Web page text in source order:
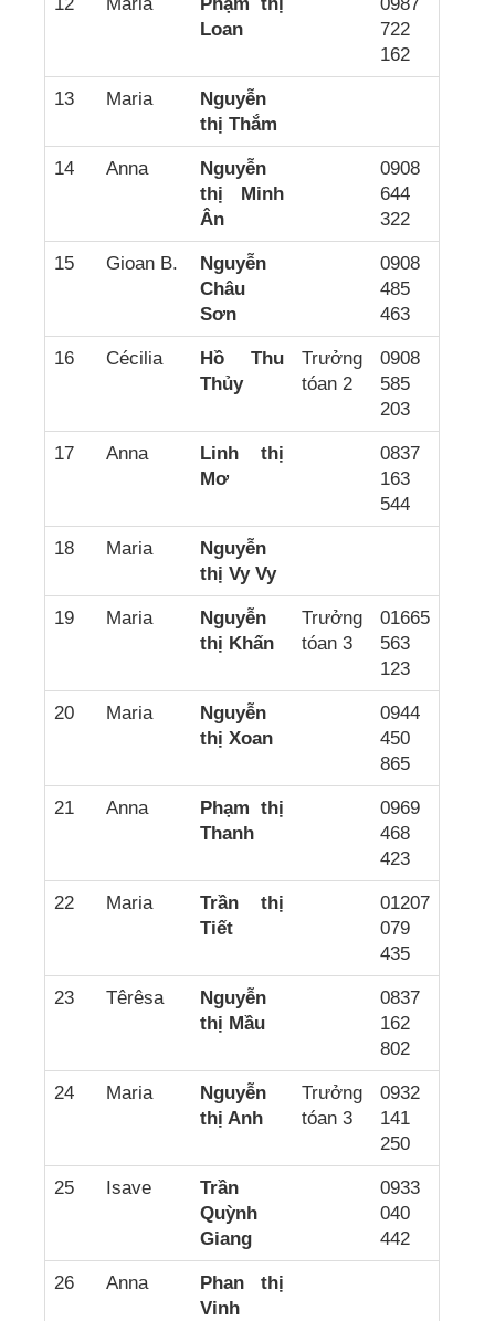
Loan
722
162
13 Maria
Nguyễn
thị Thắm
14 Anna
Nguyễn
thị Minh
Ân
0908
644
322
15 Gioan B.
Nguyễn
Châu
Sơn
0908
485
463
16 Cécilia
Hồ Thu
Thủy
Trưởng
tóan 2
0908
585
203
17 Anna
Linh thị
Mơ
0837
163
544
18 Maria
Nguyễn
thị Vy Vy
19 Maria
Nguyễn
thị Khấn
Trưởng
tóan 3
01665
563
123
20 Maria
Nguyễn
thị Xoan
0944
450
865
21 Anna
Phạm thị
Thanh
0969
468
423
22 Maria
Trần thị
Tiết
01207
079
435
23 Têrêsa
Nguyễn
thị Mầu
0837
162
802
24 Maria
Nguyễn
thị Anh
Trưởng
tóan 3
0932
141
250
25 Isave
Trần
Quỳnh
Giang
0933
040
442
26 Anna
Phan thị
Vinh